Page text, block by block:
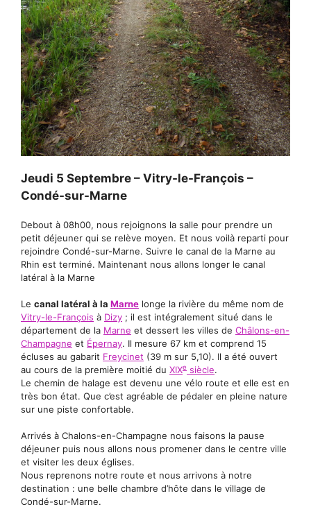
Jeudi 5 Septembre – Vitry-le-François –
Condé-sur-Marne
Debout à 08h00, nous rejoignons la salle pour prendre un
petit déjeuner qui se relève moyen. Et nous voilà reparti pour
rejoindre Condé-sur-Marne. Suivre le canal de la Marne au
Rhin est terminé. Maintenant nous allons longer le canal
latéral à la Marne
Le canal latéral à la Marne longe la rivière du même nom de
Vitry-le-François à Dizy ; il est intégralement situé dans le
département de la Marne et dessert les villes de Châlons-en-
Champagne et Épernay. Il mesure 67 km et comprend 15
écluses au gabarit Freycinet (39 m sur 5,10). Il a été ouvert
au cours de la première moitié du XIXe siècle.
Le chemin de halage est devenu une vélo route et elle est en
très bon état. Que c’est agréable de pédaler en pleine nature
sur une piste confortable.
Arrivés à Chalons-en-Champagne nous faisons la pause
déjeuner puis nous allons nous promener dans le centre ville
et visiter les deux églises.
Nous reprenons notre route et nous arrivons à notre
destination : une belle chambre d’hôte dans le village de
Condé-sur-Marne.